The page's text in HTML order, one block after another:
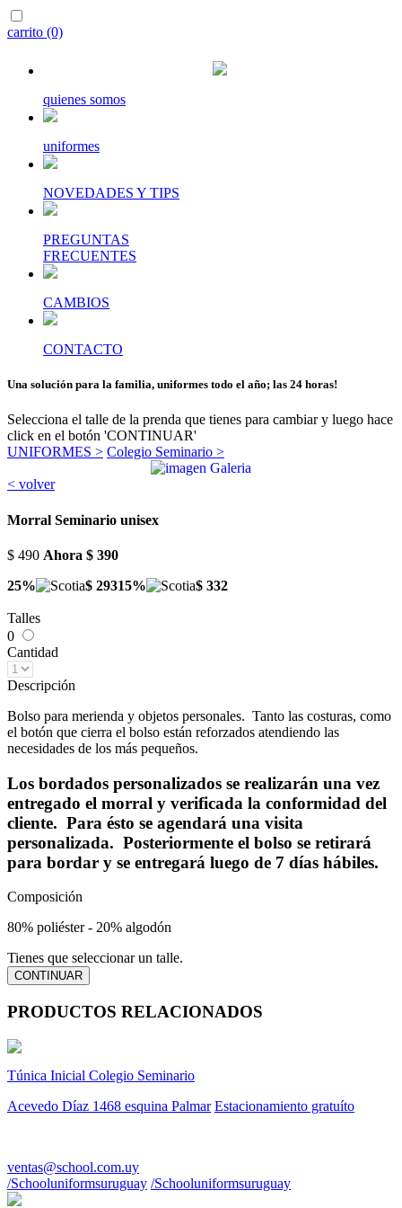
carrito (0)
quienes somos
uniformes
NOVEDADES Y TIPS
PREGUNTAS
FRECUENTES
CAMBIOS
CONTACTO
Una solución para la familia, uniformes todo el año; las 24 horas!
Selecciona el talle de la prenda que tienes para cambiar y luego hace
click en el botón 'CONTINUAR'
UNIFORMES > Colegio Seminario >
< volver
Morral Seminario unisex
$ 490 Ahora $ 390
25%
$ 29315% $ 332
Talles
0
Cantidad
Descripción
Bolso para merienda y objetos personales. Tanto las costuras, como
el botón que cierra el bolso están reforzados atendiendo las
necesidades de los más pequeños.
Los bordados personalizados se realizarán una vez
entregado el morral y verificada la conformidad del
cliente. Para ésto se agendará una visita
personalizada. Posteriormente el bolso se retirará
para bordar y se entregará luego de 7 días hábiles.
Composición
80% poliéster - 20% algodón
Tienes que seleccionar un talle.
PRODUCTOS RELACIONADOS
Túnica Inicial Colegio Seminario
Acevedo Díaz 1468 esquina Palmar Estacionamiento gratuíto
ventas@school.com.uy
/Schooluniformsuruguay /Schooluniformsuruguay